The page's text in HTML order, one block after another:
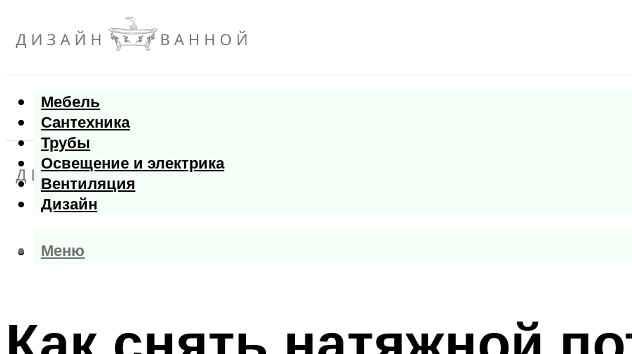
Мебель
Сантехника
Трубы
Освещение и электрика
Вентиляция
Дизайн
Меню
Меню